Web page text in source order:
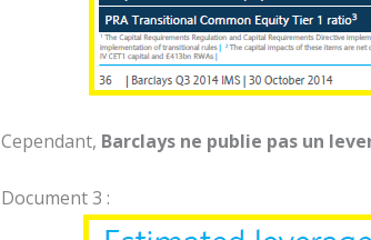
Cependant, Barclays ne publie pas un
Document 3 :